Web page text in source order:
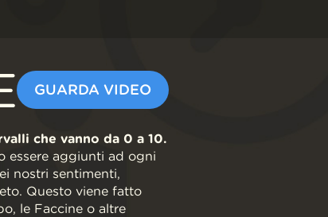
GUARDA VIDEO
che vanno da 0 a 10.
essere aggiunti ad ogni
nostri sentimenti,
Questo viene fatto
le Faccine o altre